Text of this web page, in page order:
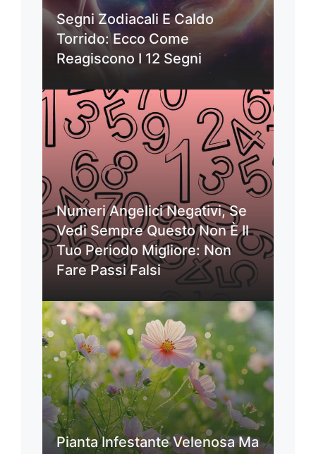
Segni Zodiacali E Caldo
Torrido: Ecco Come
Reagiscono I 12 Segni
Numeri Angelici Negativi, Se
Vedi Sempre Questo Non È Il
Tuo Periodo Migliore: Non
Fare Passi Falsi
Pianta Infestante Velenosa Ma